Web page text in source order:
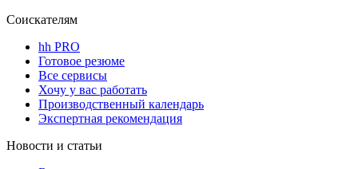
Соискателям
hh PRO
Готовое резюме
Все сервисы
Хочу у вас работать
Производственный календарь
Экспертная рекомендация
Новости и статьи